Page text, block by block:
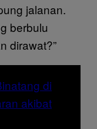
jalanan.
berbulu
dirawat?”